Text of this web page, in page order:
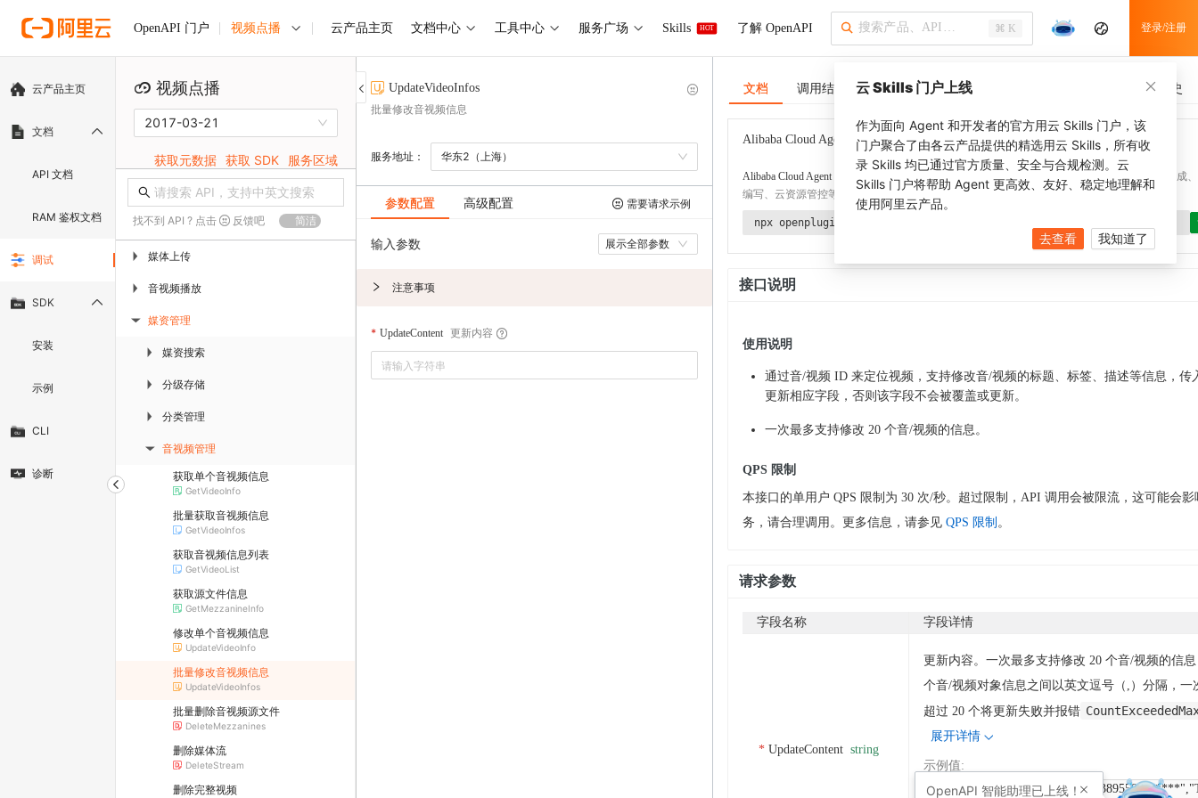
OpenAPI 门户 视频点播 云产品主页 文档中心 工具中心 服务广场 Skills HOT 了解 OpenAPI ⌘ K 登录/注册
云产品主页
文档
API 文档
RAM 鉴权文档
调试
SDK
安装
示例
CLI
诊断
视频点播
2017-03-21
获取元数据 获取 SDK 服务区域
找不到 API ? 点击 反馈吧 简洁
▶ 媒体上传
▶ 音视频播放
▶ 媒资管理
▶ 媒资搜索
▶ 分级存储
▶ 分类管理
▶ 音视频管理
获取单个音视频信息
GetVideoInfo
批量获取音视频信息
GetVideoInfos
获取音视频信息列表
GetVideoList
获取源文件信息
GetMezzanineInfo
修改单个音视频信息
UpdateVideoInfo
批量修改音视频信息
UpdateVideoInfos
批量删除音视频源文件
DeleteMezzanines
删除媒体流
DeleteStream
删除完整视频
UpdateVideoInfos
批量修改音视频信息
服务地址： 华东2（上海）
参数配置 高级配置 需要请求示例
输入参数 展示全部参数
注意事项
UpdateContent 更新内容
文档 调用结果 SDK 示例 CLI 示例 调用历史
Alibaba Cloud Agent Toolkit 了解更多
Alibaba Cloud Agent Toolkit
提供 Agent 插件、技能、MCP 配置和验证工具，涵盖 SDK 代码生成、
编写、云资源管控等能力。通过 alibabacloud-agent-toolkit-install 技能可快速完成本地配置。
npx openplugin aliyun/alibabacloud-agent-toolkit
接口说明
使用说明
通过音/视频 ID 来定位视频，支持修改音/视频的标题、标签、描述等信息，传
更新相应字段，否则该字段不会被覆盖或更新。
一次最多支持修改 20 个音/视频的信息。
QPS 限制
本接口的单用户 QPS 限制为 30 次/秒。超过限制，API 调用会被限流，这可能会影
务，请合理调用。更多信息，请参见 QPS 限制 。
请求参数
字段名称 字段详情
UpdateContent string
更新内容。一次最多支持修改 20 个音/视频的信
个音/视频对象信息之间以英文逗号（,）分隔，一
超过 20 个将更新失败并报错
展开详情
示例值:
云 Skills 门户上线
作为面向 Agent 和开发者的官方用云 Skills 门户，该
门户聚合了由各云产品提供的精选用云 Skills，所有收
录 Skills 均已通过官方质量、安全与合规检测。云
Skills 门户将帮助 Agent 更高效、友好、稳定地理解和
使用阿里云产品。
去查看 我知道了
OpenAPI 智能助理已上线！